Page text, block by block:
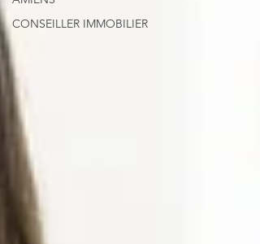
CONSEILLER IMMOBILIER